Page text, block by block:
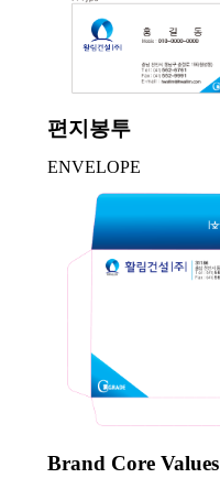
편지봉투
ENVELOPE
Brand Core Values